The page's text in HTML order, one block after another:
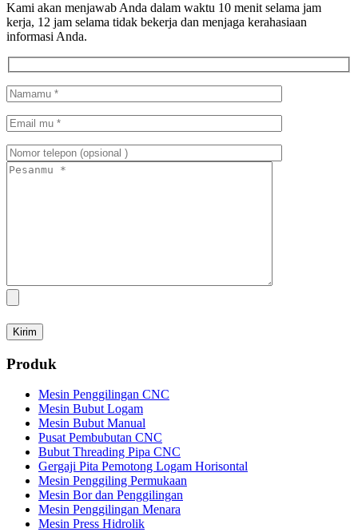
Kami akan menjawab Anda dalam waktu 10 menit selama jam
kerja, 12 jam selama tidak bekerja dan menjaga kerahasiaan
informasi Anda.
Produk
Mesin Penggilingan CNC
Mesin Bubut Logam
Mesin Bubut Manual
Pusat Pembubutan CNC
Bubut Threading Pipa CNC
Gergaji Pita Pemotong Logam Horisontal
Mesin Penggiling Permukaan
Mesin Bor dan Penggilingan
Mesin Penggilingan Menara
Mesin Press Hidrolik